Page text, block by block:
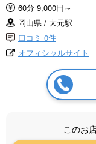
60分 9,000円～
岡山県 / 大元駅
口コミ 0件
オフィシャルサイト
このお